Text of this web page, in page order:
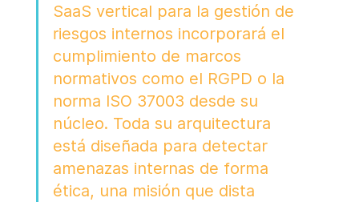
SaaS vertical para la gestión de
riesgos internos incorporará el
cumplimiento de marcos
normativos como el RGPD o la
norma ISO 37003 desde su
núcleo. Toda su arquitectura
está diseñada para detectar
amenazas internas de forma
ética, una misión que dista